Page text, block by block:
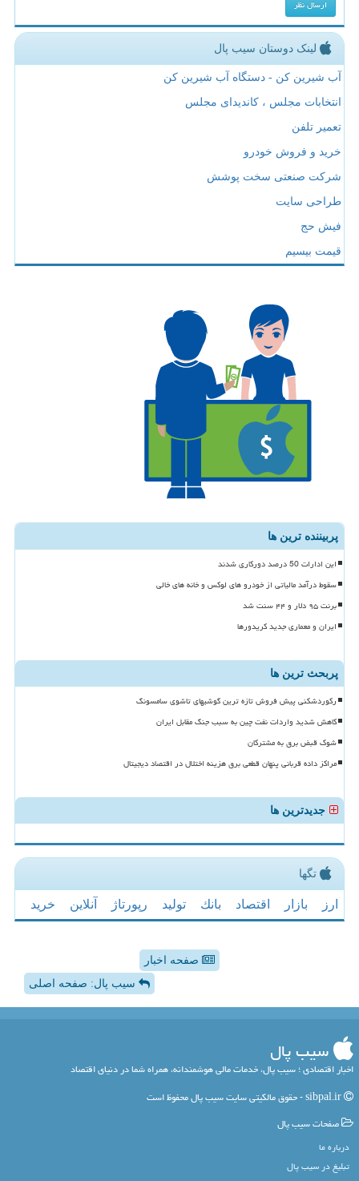
لینک دوستان سیب پال
آب شیرین کن - دستگاه آب شیرین کن
انتخابات مجلس ، کاندیدای مجلس
تعمیر تلفن
خرید و فروش خودرو
شرکت صنعتی سخت پوشش
طراحی سایت
فیش حج
قیمت بیسیم
پربیننده ترین ها
این ادارات 50 درصد دورکاری شدند
سقوط درآمد مالیاتی از خودرو های لوکس و خانه های خالی
برنت ۹۵ دلار و ۴۴ سنت شد
ایران و معماری جدید کریدورها
پربحث ترین ها
رکوردشکنی پیش فروش تازه ترین گوشیهای تاشوی سامسونگ
کاهش شدید واردات نفت چین به سبب جنگ مقابل ایران
شوک قبض برق به مشترکان
مراکز داده قربانی پنهان قطعی برق هزینه اختلال در اقتصاد دیجیتال
جدیدترین ها
تگها
ارز بازار اقتصاد بانك تولید رپورتاژ آنلاین خرید
صفحه اخبار
سیب پال: صفحه اصلی
سیب پال
اخبار اقتصادی ؛ سیب پال، خدمات مالی هوشمندانه، همراه شما در دنیای اقتصاد
صفحات سیب پال
درباره ما
تبلیغ در سیب پال